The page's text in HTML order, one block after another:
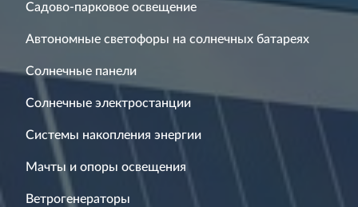
Садово-парковое освещение
Автономные светофоры на солнечных батареях
Солнечные панели
Солнечные электростанции
Системы накопления энергии
Мачты и опоры освещения
Ветрогенераторы